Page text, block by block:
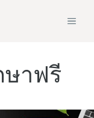
าฟรี